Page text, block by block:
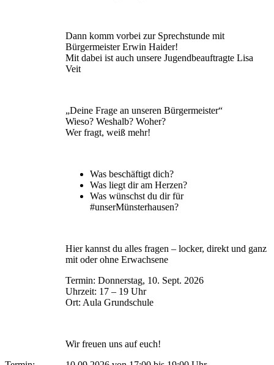
Dann komm vorbei zur Sprechstunde mit
Bürgermeister Erwin Haider!
Mit dabei ist auch unsere Jugendbeauftragte Lisa
Veit
„Deine Frage an unseren Bürgermeister“
Wieso? Weshalb? Woher?
Wer fragt, weiß mehr!
Was beschäftigt dich?
Was liegt dir am Herzen?
Was wünschst du dir für
#unserMünsterhausen?
Hier kannst du alles fragen – locker, direkt und ganz
mit oder ohne Erwachsene
Termin: Donnerstag, 10. Sept. 2026
Uhrzeit: 17 – 19 Uhr
Ort: Aula Grundschule
Wir freuen uns auf euch!